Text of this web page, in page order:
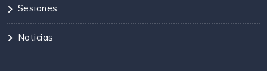
Sesiones
Noticias